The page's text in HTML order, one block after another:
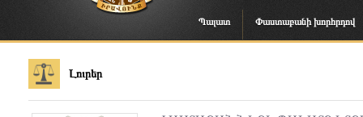
Պալատ Փաստաբանի խորհրդով
Լուրեր